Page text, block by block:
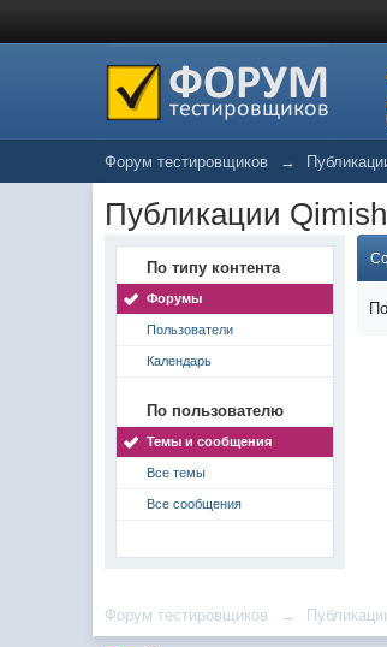
Форум тестировщиков →
Публикации
По типу контента
Форумы
Пользователи
Календарь
По пользователю
Темы и сообщения
Все темы
Все сообщения
Форум тестировщиков →